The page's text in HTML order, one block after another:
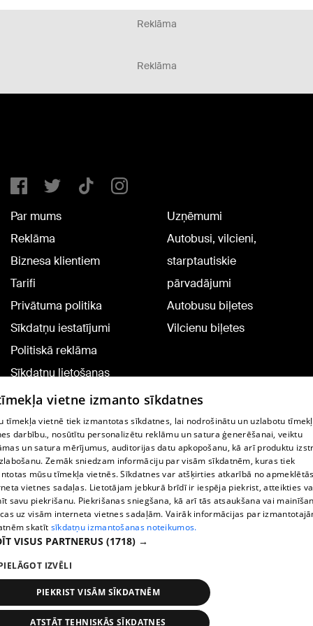
Reklāma
Reklāma
Par mums
Reklāma
Biznesa klientiem
Tarifi
Privātuma politika
Sīkdatņu iestatījumi
Politiskā reklāma
Sīkdatņu lietošanas
noteikumi
Komentāru pievienošana
Uzņēmumi
Autobusi, vilcieni,
starptautiskie
pārvadājumi
Autobusu biļetes
Vilcienu biļetes
TV programma
Līguma noteikumi
360 Ziņu kontakti
Helio Media
Portāla palīdzības dienests: e-pasts -
All rights reserved.
vietne izmanto sīkdatnes
tīmekļa vietnē tiek izmantotas sīkdatnes, lai nodrošinātu un uzlabotu
darbību., nosūtītu personalizētu reklāmu un satura ģenerēšanai, veiktu
un satura mērījumus, auditorijas datu apkopošanu, kā arī produktu
Zemāk sniedzam informāciju par visām sīkdatnēm, kuras tiek
mūsu tīmekļa vietnēs. Sīkdatnes var atšķirties atkarībā no
vietnes sadaļas. Lietotājam jebkurā brīdī ir iespēja piekrist, atteikties
savu piekrišanu. Piekrišanas sniegšana, kā arī tās atsaukšana vai
uz visām interneta vietnes sadaļām. Vairāk informācijas par
skatīt sīkdatņu izmantošanas noteikumos.
VISUS PARTNERUS (1718) →
IZVĒLI
PIEKRIST VISĀM SĪKDATNĒM
ATSTĀT TEHNISKĀS SĪKDATNES